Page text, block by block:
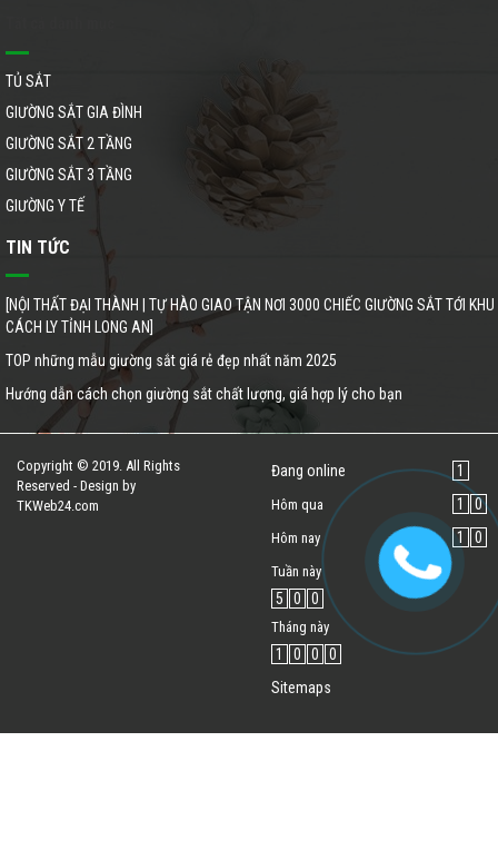
TỦ SẮT
GIƯỜNG SẮT GIA ĐÌNH
GIƯỜNG SẮT 2 TẦNG
GIƯỜNG SẮT 3 TẦNG
GIƯỜNG Y TẾ
TIN TỨC
[NỘI THẤT ĐẠI THÀNH | TỰ HÀO GIAO TẬN NƠI 3000 CHIẾC GIƯỜNG SẮT TỚI KHU
CÁCH LY TỈNH LONG AN]
TOP những mẫu giường sắt giá rẻ đẹp nhất năm 2025
Hướng dẫn cách chọn giường sắt chất lượng, giá hợp lý cho bạn
Copyright © 2019. All Rights
Reserved - Design by
TKWeb24.com
Đang online 1
Hôm qua 1 0
Hôm nay 1 0
Tuần này
5 0 0
Tháng này
1 0 0
0
Sitemaps